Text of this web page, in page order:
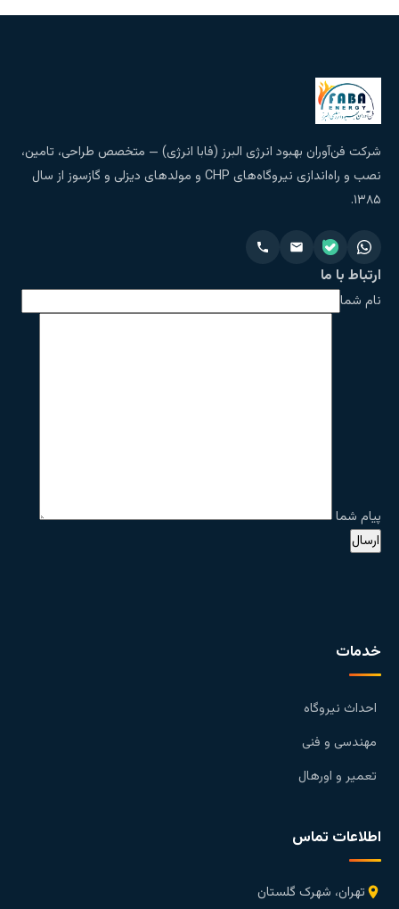
شرکت فن‌آوران بهبود انرژی البرز (فابا انرژی) — متخصص طراحی، تامین،
نصب و راه‌اندازی نیروگاه‌های CHP و مولدهای دیزلی و گازسوز از سال
۱۳۸۵.
ارتباط با ما
نام شما
پیام شما
خدمات
احداث نیروگاه
مهندسی و فنی
تعمیر و اورهال
اطلاعات تماس
تهران، شهرک گلستان